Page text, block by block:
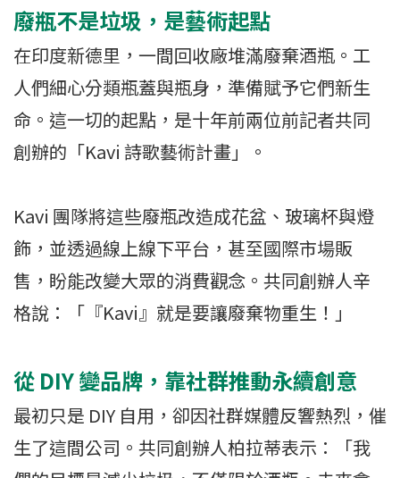
廢瓶不是垃圾，是藝術起點
在印度新德里，一間回收廠堆滿廢棄酒瓶。工
人們細心分類瓶蓋與瓶身，準備賦予它們新生
命。這一切的起點，是十年前兩位前記者共同
創辦的「Kavi 詩歌藝術計畫」。
Kavi 團隊將這些廢瓶改造成花盆、玻璃杯與燈
飾，並透過線上線下平台，甚至國際市場販
售，盼能改變大眾的消費觀念。共同創辦人辛
格說：「『Kavi』就是要讓廢棄物重生！」
從 DIY 變品牌，靠社群推動永續創意
最初只是 DIY 自用，卻因社群媒體反響熱烈，催
生了這間公司。共同創辦人柏拉蒂表示：「我